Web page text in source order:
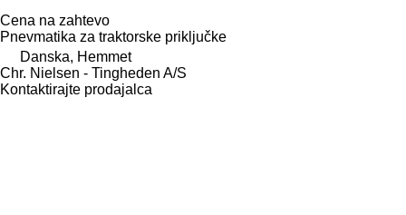
Cena na zahtevo
Pnevmatika za traktorske priključke
Danska, Hemmet
Chr. Nielsen - Tingheden A/S
Kontaktirajte prodajalca